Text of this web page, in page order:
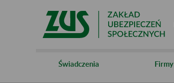
Świadczenia Firmy